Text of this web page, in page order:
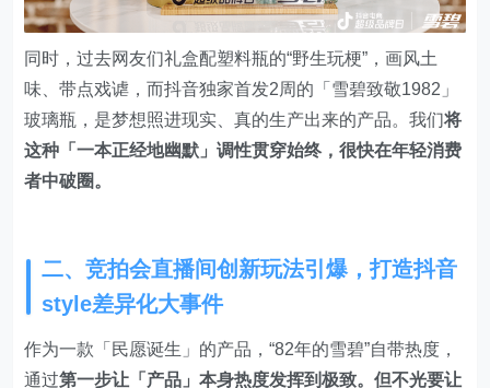
同时，过去网友们礼盒配塑料瓶的“野生玩梗”，画风土
味、带点戏谑，而抖音独家首发2周的「雪碧致敬1982」
玻璃瓶，是梦想照进现实、真的生产出来的产品。我们将
这种「一本正经地幽默」调性贯穿始终，很快在年轻消费
者中破圈。
二、竞拍会直播间创新玩法引爆，打造抖音
style差异化大事件
作为一款「民愿诞生」的产品，“82年的雪碧”自带热度，
通过第一步让「产品」本身热度发挥到极致。但不光要让